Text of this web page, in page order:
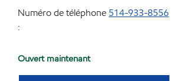
Numéro de téléphone
:
514-933-8556
Ouvert maintenant